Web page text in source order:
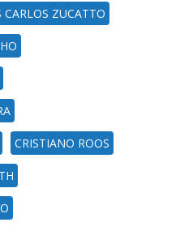
CARLOS ZUCATTO
CRISTIANO ROOS